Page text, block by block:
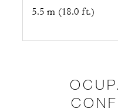
5.5 m (18.0 ft.)